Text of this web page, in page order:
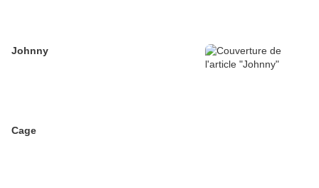
Johnny
Cage